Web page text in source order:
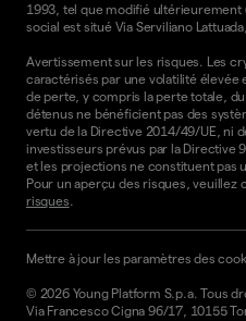
1993, tel que modifié ultérieurement
social est situé Via Serviliano
Avertissement sur les risques. Les
caractérisés par une volatilité
de perte, y compris la perte totale,
détenus ne bénéficient pas des
vertu de la Directive 2014/49/UE, ni
investisseurs prévus par la Directive
et les projections ne constituent pas
Pour un aperçu des risques, veuillez
risques.
© 2026 Young Platform S.p.a. Tous
Via Francesco Cigna 96/17, 10155
Mettre à jour les paramètres des